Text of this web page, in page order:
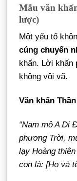
Mẫu văn
lược)
Một yếu tố
cúng chuyển
khấn. Lời khấn
không vội vã.
Văn khấn
“Nam mô A Di
phương Trời,
lạy Hoàng
con là: [Họ và